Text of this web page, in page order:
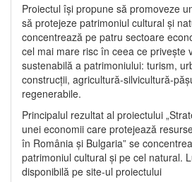
Proiectul își propune să promoveze
să protejeze patrimoniul cultural și
concentrează pe patru sectoare
cel mai mare risc în ceea ce privește
sustenabilă a patrimoniului: turism,
construcții, agricultură-silvicultură-
regenerabile.
Principalul rezultat al proiectului
unei economii care protejează
în România și Bulgaria” se
patrimoniul cultural și pe cel natural.
disponibilă pe site-ul proiectului